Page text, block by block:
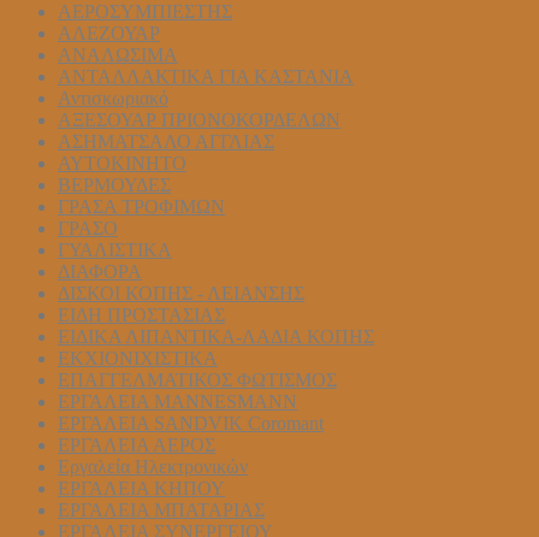
ΑΕΡΟΣΥΜΠΙΕΣΤΗΣ
ΑΛΕΖΟΥΑΡ
ΑΝΑΛΩΣΙΜΑ
ΑΝΤΑΛΛΑΚΤΙΚΑ ΓΙΑ ΚΑΣΤΑΝΙΑ
Αντισκωριακό
ΑΞΕΣΟΥΑΡ ΠΡΙΟΝΟΚΟΡΔΕΛΩΝ
ΑΣΗΜΑΤΣΑΛΟ ΑΓΓΛΙΑΣ
ΑΥΤΟΚΙΝΗΤΟ
ΒΕΡΜΟΥΔΕΣ
ΓΡΑΣΑ ΤΡΟΦΙΜΩΝ
ΓΡΑΣΟ
ΓΥΑΛΙΣΤΙΚΑ
ΔΙΑΦΟΡΑ
ΔΙΣΚΟΙ ΚΟΠΗΣ - ΛΕΙΑΝΣΗΣ
ΕΙΔΗ ΠΡΟΣΤΑΣΙΑΣ
ΕΙΔΙΚΑ ΛΙΠΑΝΤΙΚΑ-ΛΑΔΙΑ ΚΟΠΗΣ
ΕΚΧΙΟΝΙΧΙΣΤΙΚΑ
ΕΠΑΓΓΕΛΜΑΤΙΚΟΣ ΦΩΤΙΣΜΟΣ
ΕΡΓΑΛΕΙΑ MANNESMANN
ΕΡΓΑΛΕΙΑ SANDVIK Coromant
ΕΡΓΑΛΕΙΑ ΑΕΡΟΣ
Εργαλεία Ηλεκτρονικών
ΕΡΓΑΛΕΙΑ ΚΗΠΟΥ
ΕΡΓΑΛΕΙΑ ΜΠΑΤΑΡΙΑΣ
ΕΡΓΑΛΕΙΑ ΣΥΝΕΡΓΕΙΟΥ